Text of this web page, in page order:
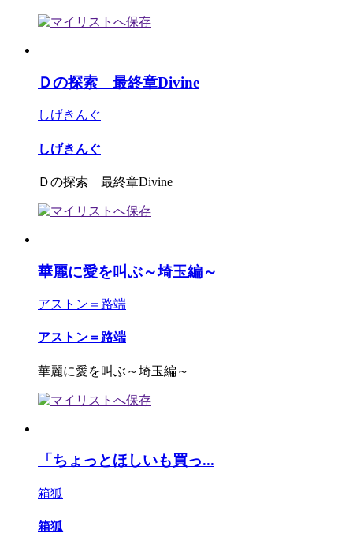
Ｄの探索 最終章Divine
しげきんぐ
しげきんぐ
Ｄの探索 最終章Divine
華麗に愛を叫ぶ～埼玉編～
アストン＝路端
アストン＝路端
華麗に愛を叫ぶ～埼玉編～
「ちょっとほしいも買っ...
箱狐
箱狐